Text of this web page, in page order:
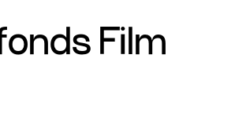
Film